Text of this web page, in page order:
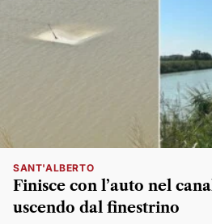
SANT'ALBERTO
Finisce con l’auto nel
uscendo dal finestrino